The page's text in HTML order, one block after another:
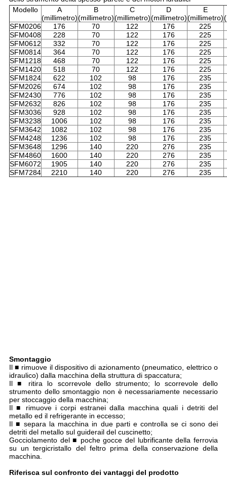
Modello
A
(millimetro)
B
(millimetro)
C
(millimetro)
D
(millimetro)
E
(millimetro)
SFM0206
176 70 122 176
225
SFM0408
228 70 122 176
225
SFM0612
332 70 122 176
225
SFM0814
364 70 122 176
225
SFM1218
468 70 122 176
225
SFM1420
518 70 122 176
225
SFM1824
622 102 98 176
235
SFM2026
674 102 98 176
235
SFM2430
776 102 98 176
235
SFM2632
826 102 98 176
235
SFM3036
928 102 98 176
235
SFM3238
1006 102 98 176
235
SFM3642
1082 102 98 176
235
SFM4248
1236 102 98 176
235
SFM3648
1296 140 220 276
235
SFM4860
1600 140 220 276
235
SFM6072
1905 140 220 276
235
SFM7284
2210 140 220 276 235
Smontaggio
Il ■ rimuove il dispositivo di azionamento (pneumatico, elettrico o
idraulico) dalla macchina della struttura di spaccatura;
Il ■ ritira lo scorrevole dello strumento; lo scorrevole dello
strumento dello smontaggio non è necessariamente necessario
per stoccaggio della macchina;
Il ■ rimuove i corpi estranei dalla macchina quali i detriti del
metallo ed il refrigerante in eccesso;
Il ■ separa la macchina in due parti e controlla se ci sono dei
detriti del metallo sul guiderail del cuscinetto;
Gocciolamento del ■ poche gocce del lubrificante della ferrovia
su un tergicristallo del feltro prima della conservazione della
macchina.
Riferisca sul confronto dei vantaggi del prodotto